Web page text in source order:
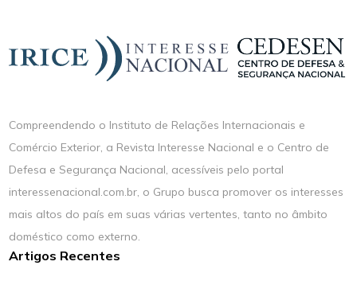
Compreendendo o Instituto de Relações Internacionais e
Comércio Exterior, a Revista Interesse Nacional e o Centro de
Defesa e Segurança Nacional, acessíveis pelo portal
interessenacional.com.br, o Grupo busca promover os interesses
mais altos do país em suas várias vertentes, tanto no âmbito
doméstico como externo.
Artigos Recentes